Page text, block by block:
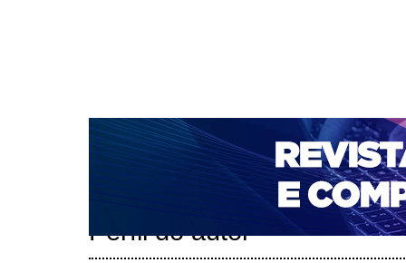
CAPA SOBRE ACESSO CADASTRO
NOTÍCIAS
PORTAL DE REVISTAS DA UNIFACS
PARA AVALIADORES
NOVA SUBMISSÃO
Perfil do autor